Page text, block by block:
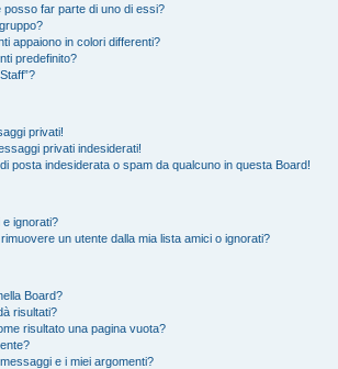
far parte di uno di essi?
appaiono in colori differenti?
predefinito?
privati!
privati indesiderati!
posta indesiderata o spam da qualcuno in questa Board!
e ignorati?
un utente dalla mia lista amici o ignorati?
Board?
risultati?
risultato una pagina vuota?
e i miei argomenti?